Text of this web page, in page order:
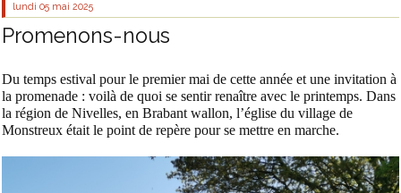
lundi 05 mai 2025
Promenons-nous
Du temps estival pour le premier mai de cette année et une invitation à
la promenade : voilà de quoi se sentir renaître avec le printemps. Dans
la région de Nivelles, en Brabant wallon, l’église du village de
Monstreux était le point de repère pour se mettre en marche.